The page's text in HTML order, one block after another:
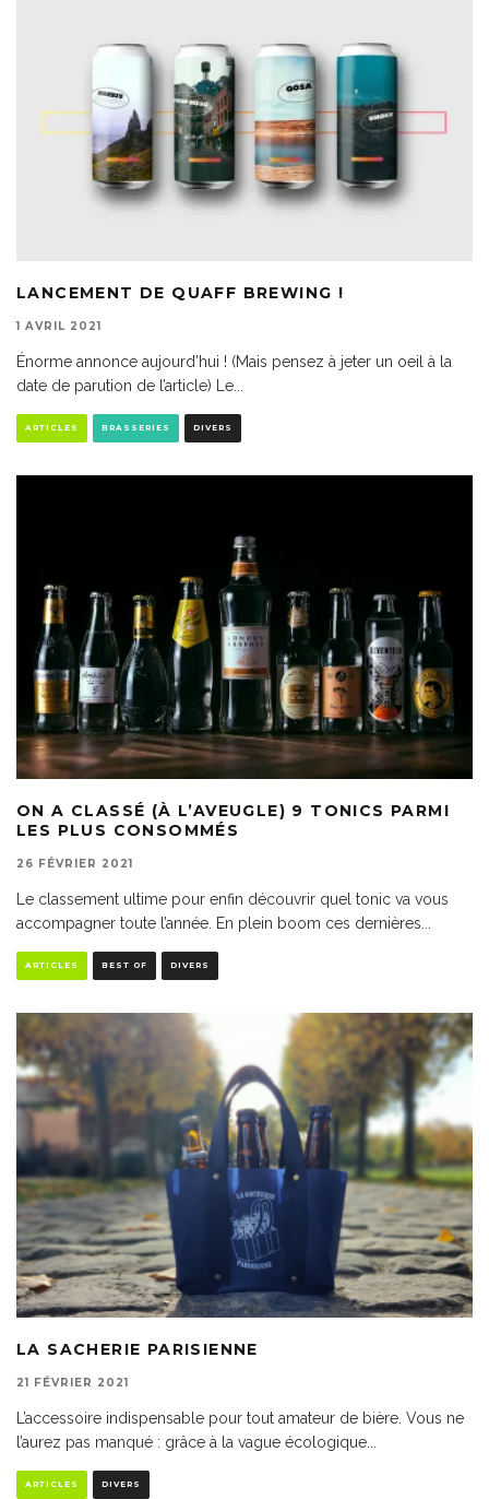
LANCEMENT DE QUAFF BREWING !
1 AVRIL 2021
Énorme annonce aujourd’hui ! (Mais pensez à jeter un oeil à la
date de parution de l’article) Le
ARTICLES BRASSERIES DIVERS
ON A CLASSÉ (À L’AVEUGLE) 9 TONICS PARMI
LES PLUS CONSOMMÉS
26 FÉVRIER 2021
Le classement ultime pour enfin découvrir quel tonic va vous
accompagner toute l’année. En plein boom ces dernières...
ARTICLES BEST OF DIVERS
LA SACHERIE PARISIENNE
21 FÉVRIER 2021
L’accessoire indispensable pour tout amateur de bière. Vous ne
l’aurez pas manqué : grâce à la vague écologique
ARTICLES DIVERS